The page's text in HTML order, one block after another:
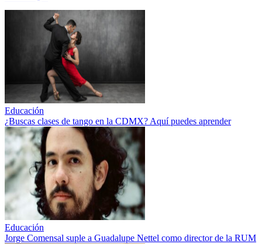
Educación
¿Buscas clases de tango en la CDMX? Aquí puedes aprender
Educación
Jorge Comensal suple a Guadalupe Nettel como director de la RUM